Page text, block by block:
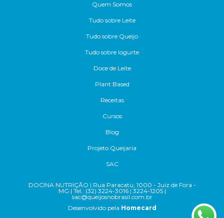
Quem Somos
Tudo sobre Leite
Tudo sobre Queijo
Tudo sobre Iogurte
Doce de Leite
Plant Based
Receitas
Cursos
Blog
Projeto Queijaria
SAC
DOCINA NUTRIÇÃO | Rua Paracatu, 1000 - Juiz de Fora -
MG | Tel.: (32) 3224-3016 | 3224-1205 |
sac@queijosnobrasil.com.br
Desenvolvido pela Homecard